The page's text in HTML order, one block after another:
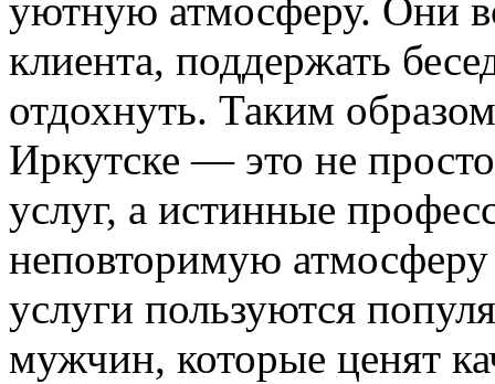
уютную атмосферу. Они
клиента, поддержать
отдохнуть. Таким
Иркутске — это не
услуг, а истинные
неповторимую
услуги пользуются
мужчин, которые ценят